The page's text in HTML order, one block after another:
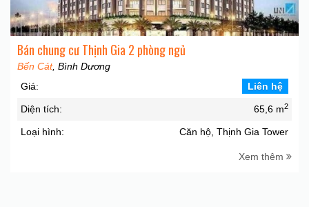
Bán chung cư Thịnh Gia 2 phòng ngủ
Bến Cát, Bình Dương
Giá:
Liên hệ
Diện tích: 65,6 m2
Loại hình: Căn hộ, Thịnh Gia Tower
Xem thêm